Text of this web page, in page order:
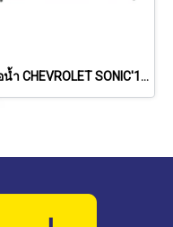
หม้อน้ำ CHEVROLET SONIC'13-'14 (1.4L) (M/T)